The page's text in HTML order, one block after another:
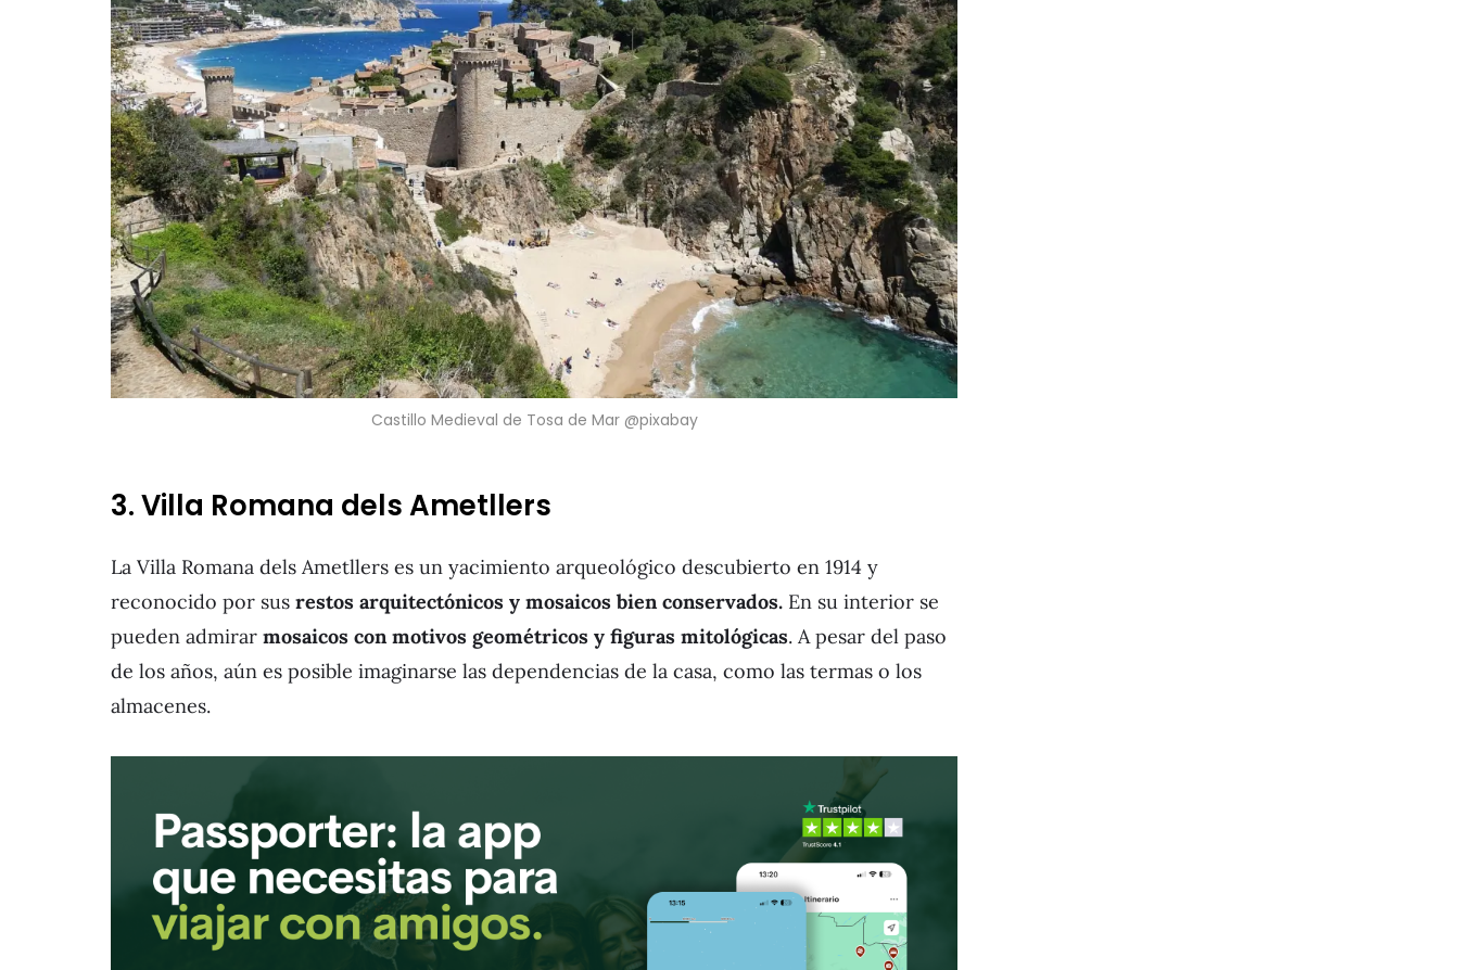
Castillo Medieval de Tosa de Mar @pixabay
3. Villa Romana dels Ametllers
La Villa Romana dels Ametllers es un yacimiento arqueológico descubierto en 1914 y
reconocido por sus restos arquitectónicos y mosaicos bien conservados. En su interior se
pueden admirar mosaicos con motivos geométricos y figuras mitológicas. A pesar del paso
de los años, aún es posible imaginarse las dependencias de la casa, como las termas o los
almacenes.